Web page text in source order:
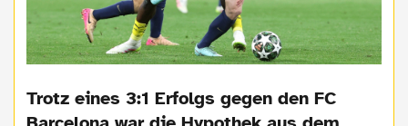
Trotz eines 3:1 Erfolgs gegen den FC